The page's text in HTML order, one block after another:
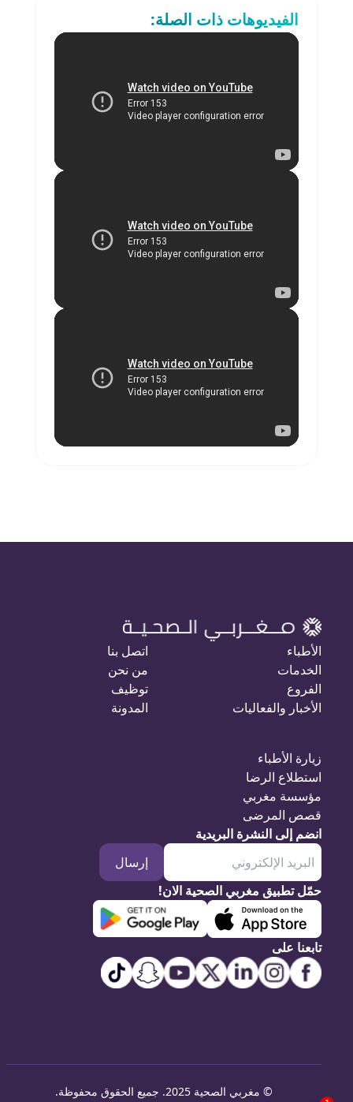
الفيديوهات ذات الصلة:
الأطباء
الخدمات
الفروع
الأخبار والفعاليات
اتصل بنا
من نحن
توظيف
المدونة
زيارة الأطباء
استطلاع الرضا
مؤسسة مغربي
قصص المرضى
انضم إلى النشرة البريدية
إرسال
حمّل تطبيق مغربي الصحية الان!
تابعنا على
© مغربي الصحية 2025. جميع الحقوق محفوظة .